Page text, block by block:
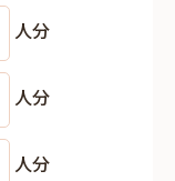
人分
人分
人分